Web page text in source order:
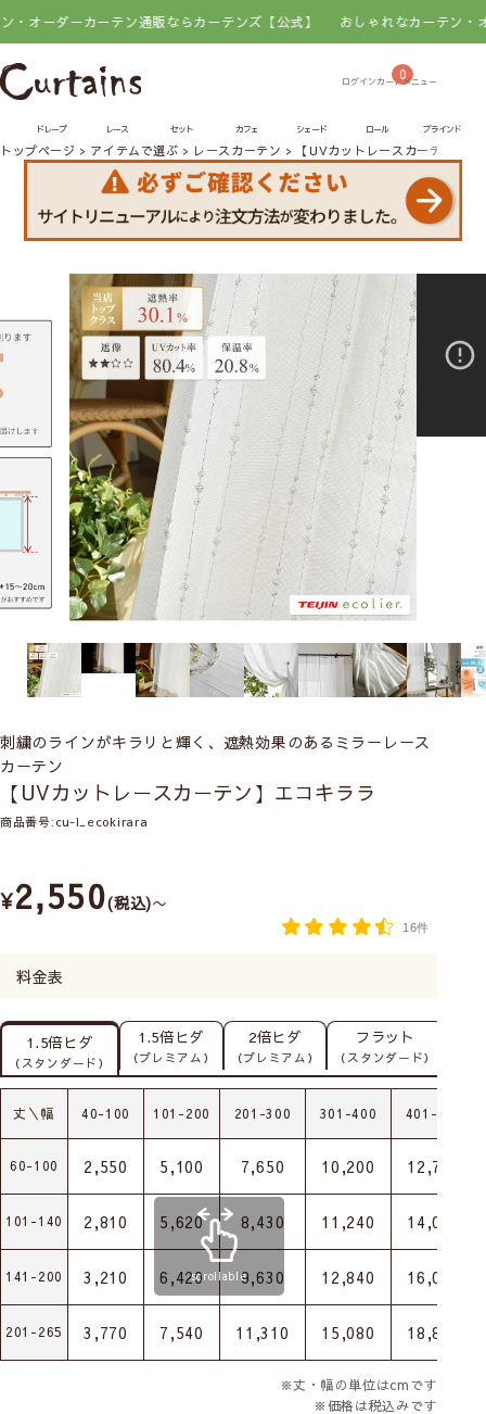
カーテン通販ならカーテンズ【公式】 おしゃれなカーテン・オーダー
0
ドレープ レース セット カフェ シェード ロール ブラインド
トップページ アイテムで選ぶ レースカーテン 【UVカットレースカーテン】エ
刺繍のラインがキラリと輝く、遮熱効果のあるミラーレース
カーテン
【UVカットレースカーテン】エコキララ
商品番号 cu-l_ecokirara
¥2,550 税込 〜
16件
料金表
1.5倍ヒダ
（スタンダード）
1.5倍ヒダ
（プレミアム）
2倍ヒダ
（プレミアム）
フラット
（スタンダード）
丈＼幅 40-100 101-200 201-300 301-400 401-500
60-100 2,550 5,100 7,650 10,200 12,750
101-140 2,810 5,620 8,430 11,240 14,050
141-200 3,210 6,420 9,630 12,840 16,050
201-265 3,770 7,540 11,310 15,080 18,850
scrollable
※丈・幅の単位はcmです
※価格は税込みです